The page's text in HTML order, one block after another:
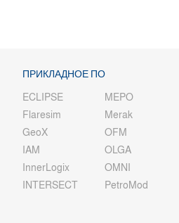
ПРИКЛАДНОЕ ПО
ECLIPSE
Flaresim
GeoX
IAM
InnerLogix
INTERSECT
MEPO
Merak
OFM
OLGA
OMNI
PetroMod